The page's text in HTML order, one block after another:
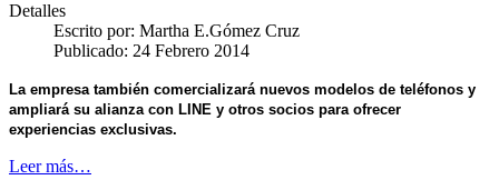
Detalles
Escrito por: Martha E.Gómez Cruz
Publicado: 24 Febrero 2014
La empresa también comercializará nuevos modelos de teléfonos y
ampliará su alianza con LINE y otros socios para ofrecer
experiencias exclusivas.
Leer más…